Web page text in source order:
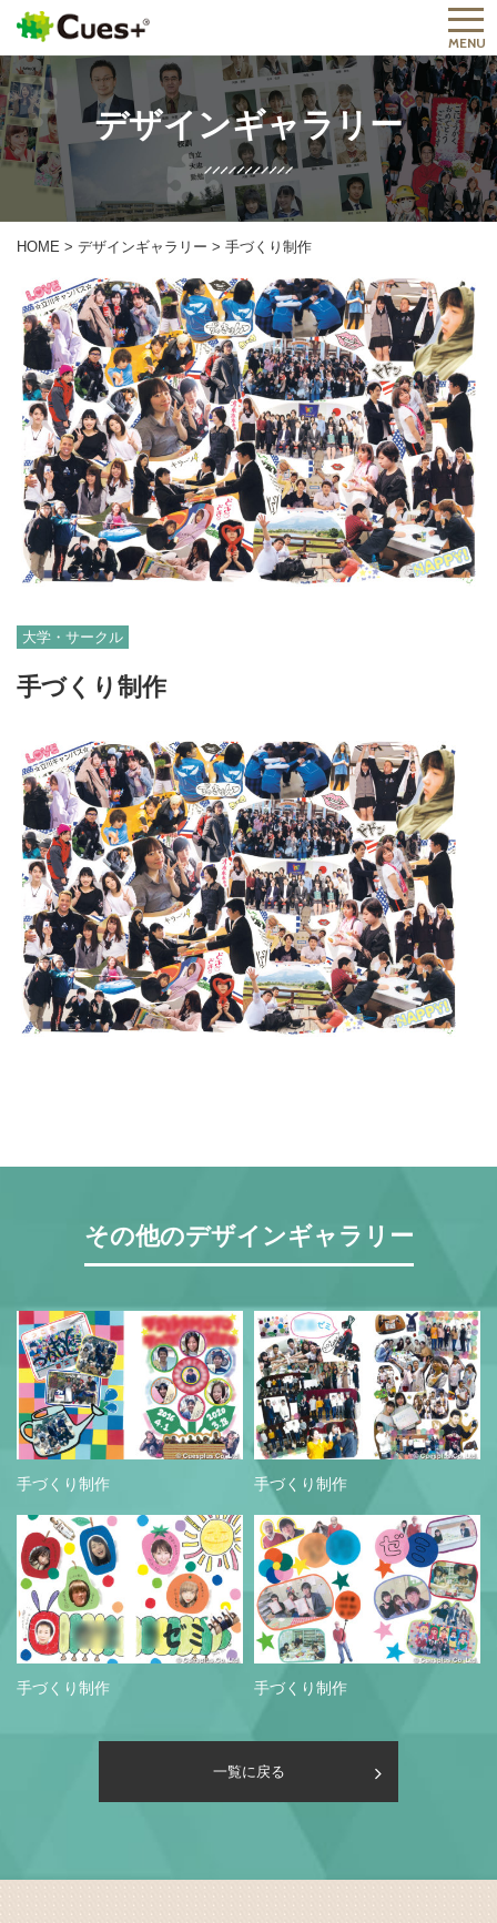
MENU
デザインギャラリー
HOME > デザインギャラリー > 手づくり制作
大学・サークル
手づくり制作
その他のデザインギャラリー
手づくり制作 手づくり制作
手づくり制作 手づくり制作
一覧に戻る
06-6131-2205
営業時間 9:30~18:30 (土日祝休み)